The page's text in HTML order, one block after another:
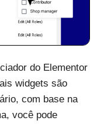
do Elementor
widgets são
com base na
você pode